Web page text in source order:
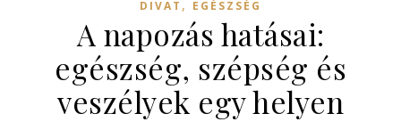
DIVAT , EGÉSZSÉG
A napozás hatásai:
egészség, szépség és
veszélyek egy helyen